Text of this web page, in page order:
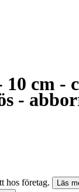
cm -
-
hos företag.
Läs